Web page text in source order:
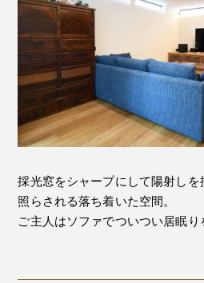
採光窓をシャープにして陽射しを
照らされる落ち着いた空間。
ご主人はソファでついつい居眠り